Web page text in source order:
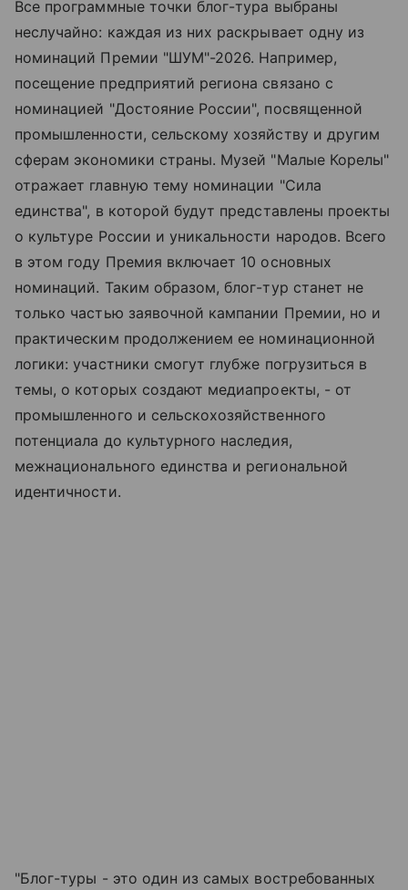
Все программные точки блог-тура выбраны
неслучайно: каждая из них раскрывает одну из
номинаций Премии "ШУМ"-2026. Например,
посещение предприятий региона связано с
номинацией "Достояние России", посвященной
промышленности, сельскому хозяйству и другим
сферам экономики страны. Музей "Малые Корелы"
отражает главную тему номинации "Сила
единства", в которой будут представлены проекты
о культуре России и уникальности народов. Всего
в этом году Премия включает 10 основных
номинаций. Таким образом, блог-тур станет не
только частью заявочной кампании Премии, но и
практическим продолжением ее номинационной
логики: участники смогут глубже погрузиться в
темы, о которых создают медиапроекты, - от
промышленного и сельскохозяйственного
потенциала до культурного наследия,
межнационального единства и региональной
идентичности.
"Блог-туры - это один из самых востребованных